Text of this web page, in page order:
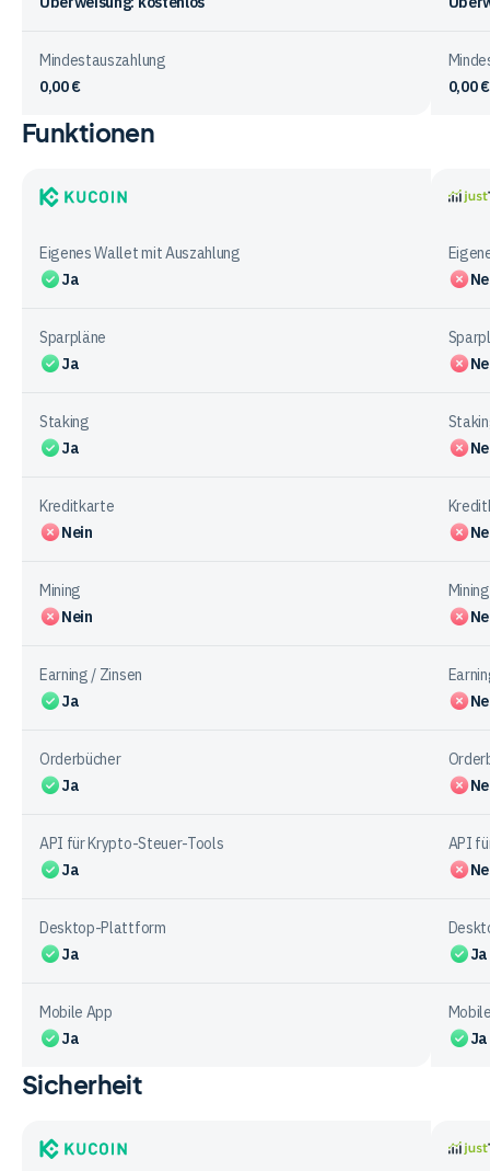
Mindestauszahlung
0,00 €
0,00 €
Vergleichstabelle
Ein-
bei
den
Funktionen
Eigenes Wallet mit Auszahlung
Ja
Sparpläne
Ja
Staking
Ja
Kreditkarte
Nein
Mining
Nein
Mining
Earning / Zinsen
Ja
Orderbücher
Ja
API für Krypto-Steuer-Tools
Ja
API
Desktop-Plattform
Ja
Ja
Mobile App
Ja
Ja
Vergleichstabelle
Funktionen
bei
Sicherheit